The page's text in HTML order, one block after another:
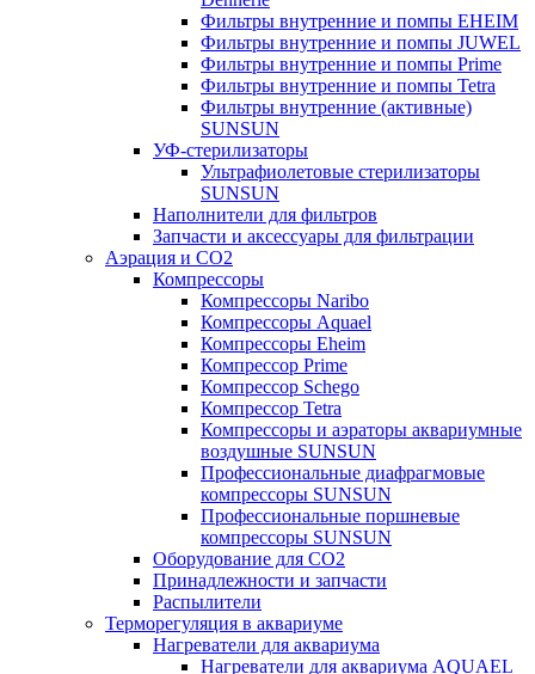
Фильтры внутренние и помпы EHEIM
Фильтры внутренние и помпы JUWEL
Фильтры внутренние и помпы Prime
Фильтры внутренние и помпы Tetra
Фильтры внутренние (активные)
SUNSUN
УФ-стерилизаторы
Ультрафиолетовые стерилизаторы
SUNSUN
Наполнители для фильтров
Запчасти и аксессуары для фильтрации
Аэрация и CO2
Компрессоры
Компрессоры Naribo
Компрессоры Aquael
Компрессоры Eheim
Компрессор Prime
Компрессор Schego
Компрессор Tetra
Компрессоры и аэраторы аквариумные
воздушные SUNSUN
Профессиональные диафрагмовые
компрессоры SUNSUN
Профессиональные поршневые
компрессоры SUNSUN
Оборудование для CO2
Принадлежности и запчасти
Распылители
Терморегуляция в аквариуме
Нагреватели для аквариума
Нагреватели для аквариума AQUAEL